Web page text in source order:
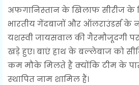
अफगानिस्‍तान के खिलाफ सीरीज के
भारतीय गेंदबाजों और ऑलराउंडर्स के
यशस्‍वी जायसवाल की गैरमौजूदगी
खड़े हुए। बाएं हाथ के बल्‍लेबाज को
कम मौके मिलते हैं क्‍योंकि टीम के
स्‍थापित नाम शामिल हैं।